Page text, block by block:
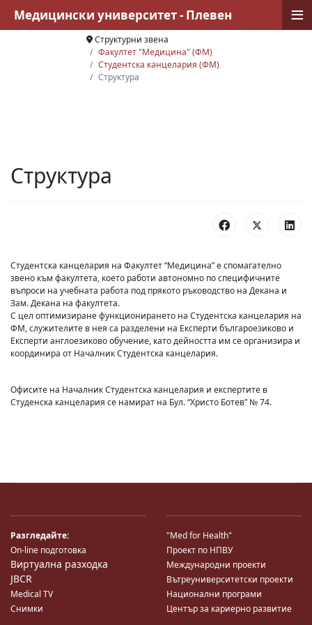
Структурни звена
Факултет "Медицина" (ФМ)
Студентска канцелария (ФМ)
Структура
Структура
Студентска канцелария на Факултет “Медицина” е спомагателно
звено към факултета, което работи автономно по специфичните
въпроси на учебната работа под прякото ръководство на Декана и
Зам. Декана на факултета.
С цел оптимизиране функционирането на Студентска канцелария на
ФМ, служителите в нея са разделени на Експерти българоезиково и
Експерти англоезиково обучение, като дейността им се организира и
координира от Началник Студентска канцелария.
Офисите на Началник Студентска канцелария и експертите в
Студенска канцелария се намират на Бул. “Христо Ботев” № 74.
Разгледайте:
On-line подготовка
Виртуална разходка
JBCR
Medical TV
Снимки
"Med for Health"
Проект по НПВУ
Международни проекти
Вътреуниверситетски проекти
Национални програми
Център за кариерно развитие
Медицински университет - Плевен ≡